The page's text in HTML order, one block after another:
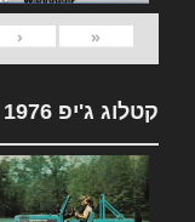
«
‹
קטלוג ג'יפ 1976